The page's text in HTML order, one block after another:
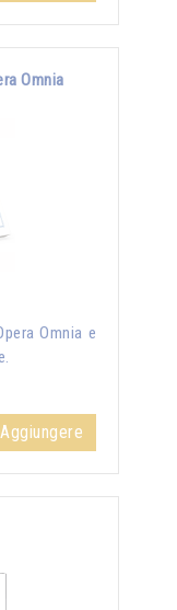
Omnia
Omnia e
Aggiungere